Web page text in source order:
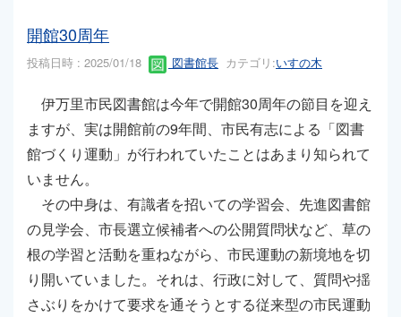
開館30周年
投稿日時 : 2025/01/18 図書館長 カテゴリ:いすの木
伊万里市民図書館は今年で開館30周年の節目を迎え
ますが、実は開館前の9年間、市民有志による「図書
館づくり運動」が行われていたことはあまり知られて
いません。
その中身は、有識者を招いての学習会、先進図書館
の見学会、市長選立候補者への公開質問状など、草の
根の学習と活動を重ねながら、市民運動の新境地を切
り開いていました。それは、行政に対して、質問や揺
さぶりをかけて要求を通そうとする従来型の市民運動